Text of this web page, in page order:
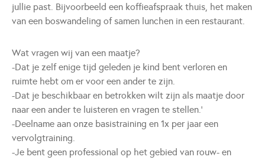
jullie past. Bijvoorbeeld een koffieafspraak thuis, het maken
van een boswandeling of samen lunchen in een restaurant.
Wat vragen wij van een maatje?
-Dat je zelf enige tijd geleden je kind bent verloren en
ruimte hebt om er voor een ander te zijn.
-Dat je beschikbaar en betrokken wilt zijn als maatje door
naar een ander te luisteren en vragen te stellen.'
-Deelname aan onze basistraining en 1x per jaar een
vervolgtraining.
-Je bent geen professional op het gebied van rouw- en